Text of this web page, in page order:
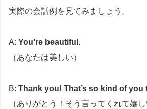
実際の会話例を見てみましょう。
A: You’re beautiful.
（あなたは美しい）
B: Thank you! That’s so kind of you
（ありがとう！そう言ってくれて嬉し